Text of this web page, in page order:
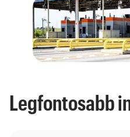
Legfontosabb